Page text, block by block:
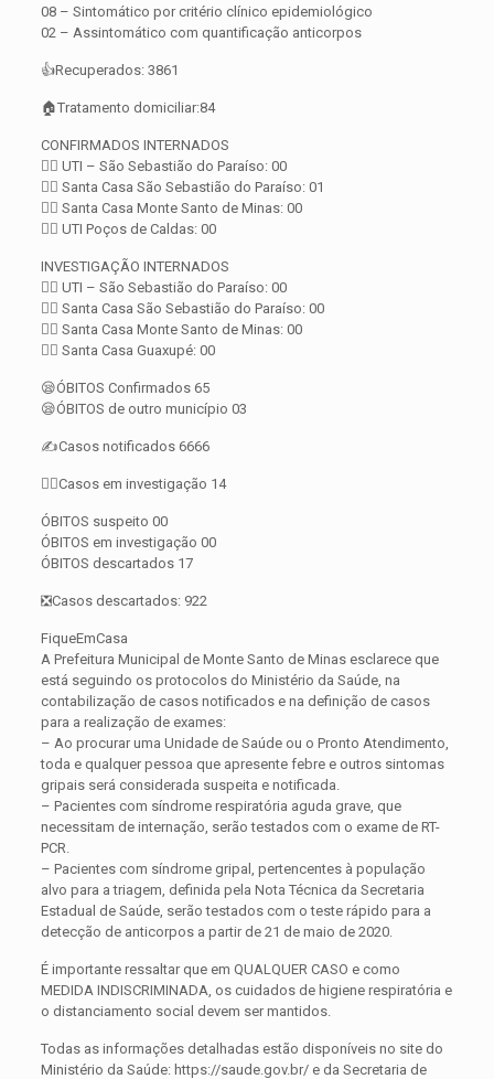
08 – Sintomático por critério clínico epidemiológico
02 – Assintomático com quantificação anticorpos
👍Recuperados: 3861
🏠Tratamento domiciliar:84
CONFIRMADOS INTERNADOS
👨‍⚕️ UTI – São Sebastião do Paraíso: 00
👨‍⚕️ Santa Casa São Sebastião do Paraíso: 01
👨‍⚕️ Santa Casa Monte Santo de Minas: 00
👨‍⚕️ UTI Poços de Caldas: 00
INVESTIGAÇÃO INTERNADOS
👨‍⚕️ UTI – São Sebastião do Paraíso: 00
👨‍⚕️ Santa Casa São Sebastião do Paraíso: 00
👨‍⚕️ Santa Casa Monte Santo de Minas: 00
👨‍⚕️ Santa Casa Guaxupé: 00
😪ÓBITOS Confirmados 65
😪ÓBITOS de outro município 03
✍️Casos notificados 6666
🕵️‍♀️Casos em investigação 14
ÓBITOS suspeito 00
ÓBITOS em investigação 00
ÓBITOS descartados 17
❎Casos descartados: 922
FiqueEmCasa
A Prefeitura Municipal de Monte Santo de Minas esclarece que
está seguindo os protocolos do Ministério da Saúde, na
contabilização de casos notificados e na definição de casos
para a realização de exames:
– Ao procurar uma Unidade de Saúde ou o Pronto Atendimento,
toda e qualquer pessoa que apresente febre e outros sintomas
gripais será considerada suspeita e notificada.
– Pacientes com síndrome respiratória aguda grave, que
necessitam de internação, serão testados com o exame de RT-
PCR.
– Pacientes com síndrome gripal, pertencentes à população
alvo para a triagem, definida pela Nota Técnica da Secretaria
Estadual de Saúde, serão testados com o teste rápido para a
detecção de anticorpos a partir de 21 de maio de 2020.
É importante ressaltar que em QUALQUER CASO e como
MEDIDA INDISCRIMINADA, os cuidados de higiene respiratória e
o distanciamento social devem ser mantidos.
Todas as informações detalhadas estão disponíveis no site do
Ministério da Saúde: https://saude.gov.br/ e da Secretaria de